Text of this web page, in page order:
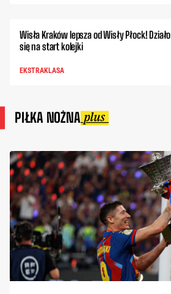
Wisła Kraków lepsza od Wisły Płock! Działo
się na start kolejki
EKSTRAKLASA
PIŁKA NOŻNA